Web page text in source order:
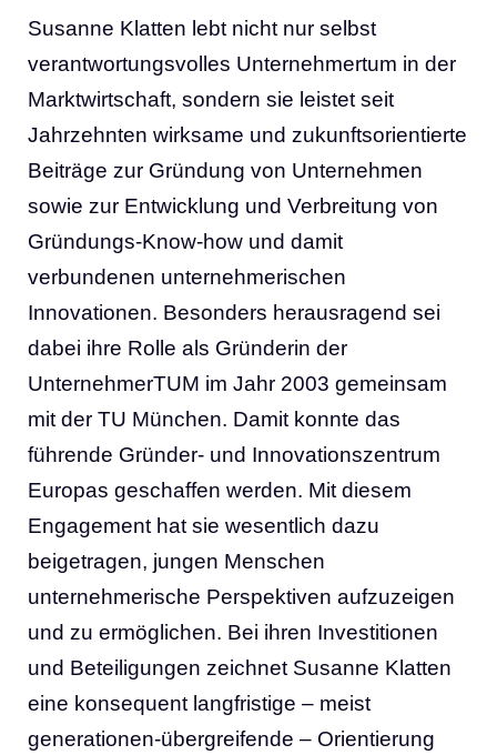
Susanne Klatten lebt nicht nur selbst
verantwortungsvolles Unternehmertum in der
Marktwirtschaft, sondern sie leistet seit
Jahrzehnten wirksame und zukunftsorientierte
Beiträge zur Gründung von Unternehmen
sowie zur Entwicklung und Verbreitung von
Gründungs-Know-how und damit
verbundenen unternehmerischen
Innovationen. Besonders herausragend sei
dabei ihre Rolle als Gründerin der
UnternehmerTUM im Jahr 2003 gemeinsam
mit der TU München. Damit konnte das
führende Gründer- und Innovationszentrum
Europas geschaffen werden. Mit diesem
Engagement hat sie wesentlich dazu
beigetragen, jungen Menschen
unternehmerische Perspektiven aufzuzeigen
und zu ermöglichen. Bei ihren Investitionen
und Beteiligungen zeichnet Susanne Klatten
eine konsequent langfristige – meist
generationen-übergreifende – Orientierung